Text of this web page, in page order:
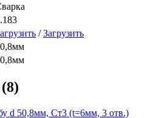
/Загрузить